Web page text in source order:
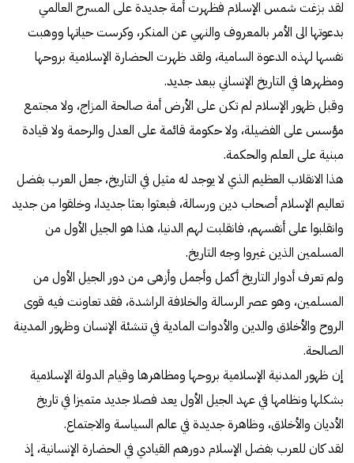
لقد بزغت شمس الإسلام فظهرت أمة جديدة على المسرح العالمي
بدعوتها الى الأمر بالمعروف والنهي عن المنكر، وكرست حياتها ووهبت
نفسها لهذه الدعوة السامية، ولقد ظهرت الحضارة الإسلامية بروحها
ومظهرها في التاريخ الإنساني ببعد جديد.
وقبل ظهور الإسلام لم تكن على الأرض أمة صالحة المزاج، ولا مجتمع
مؤسس على الفضيلة، ولا حكومة قائمة على العدل والرحمة ولا قيادة
مبنية على العلم والحكمة.
هذا الانقلاب العظيم الذي لا يوجد له مثيل في التاريخ، جعل العرب بفضل
تعاليم الإسلام أصحاب دين ورسالة، فبعثوا بعثا جديدا، وخلقوا من جديد
وانقلبوا على أنفسهم، فانقلبت لهم الدنيا، هذا هو الجيل الأول من
المسلمين الذين غيروا وجه التاريخ.
ولم تعرف أدوار التاريخ أكمل وأجمل وأزهى من دور الجيل الأول من
المسلمين، وهو عصر الرسالة والخلافة الراشدة، فقد تعاونت فيه قوى
الروح والأخلاق والدين والأدوات المادية في تنشئة الإنسان وظهور المدينة
الصالحة.
إن ظهور المدنية الإسلامية بروحها ومظاهرها وقيام الدولة الإسلامية
بشكلها ونظامها في عهد الجيل الأول يعد فصلا جديد متميزا في تاريخ
الأديان والأخلاق، وظاهرة جديدة في عالم السياسة والاجتماع.
لقد كان للعرب بفضل الإسلام دورهم القيادي في الحضارة الإنسانية، إذ